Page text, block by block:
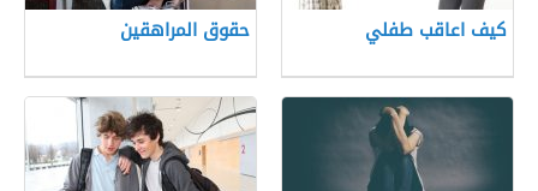
كيف اعاقب طفلي حقوق المراهقين